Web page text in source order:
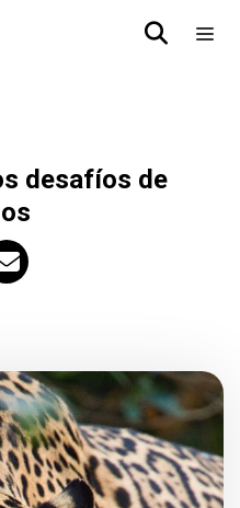
desafíos de